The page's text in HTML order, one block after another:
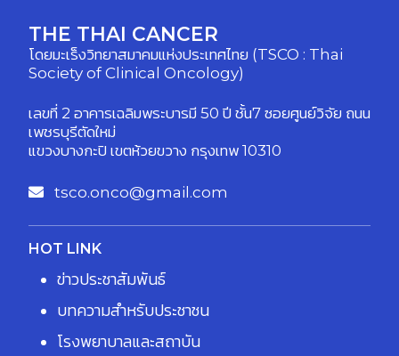
THE THAI CANCER
โดยมะเร็งวิทยาสมาคมแห่งประเทศไทย (TSCO : Thai
Society of Clinical Oncology)
เลขที่ 2 อาคารเฉลิมพระบารมี 50 ปี ชั้น7 ซอยศูนย์วิจัย ถนน
เพชรบุรีตัดใหม่
แขวงบางกะปิ เขตห้วยขวาง กรุงเทพ 10310
tsco.onco@gmail.com
HOT LINK
ข่าวประชาสัมพันธ์
บทความสำหรับประชาชน
โรงพยาบาลและสถาบัน